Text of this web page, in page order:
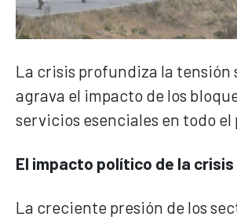
La crisis profundiza la tensión
agrava el impacto de los
servicios esenciales en todo el
El impacto político de la crisis
La creciente presión de los